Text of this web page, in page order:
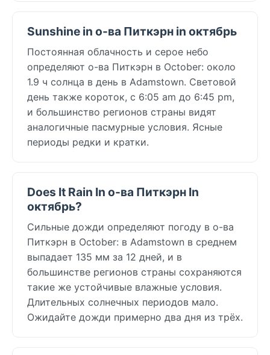
Sunshine in о-ва Питкэрн in октябрь
Постоянная облачность и серое небо
определяют о-ва Питкэрн в October: около
1.9 ч солнца в день в Adamstown. Световой
день также короток, с 6:05 am до 6:45 pm,
и большинство регионов страны видят
аналогичные пасмурные условия. Ясные
периоды редки и кратки.
Does It Rain In о-ва Питкэрн In
октябрь?
Сильные дожди определяют погоду в о-ва
Питкэрн в October: в Adamstown в среднем
выпадает 135 мм за 12 дней, и в
большинстве регионов страны сохраняются
такие же устойчивые влажные условия.
Длительных солнечных периодов мало.
Ожидайте дожди примерно два дня из трёх.